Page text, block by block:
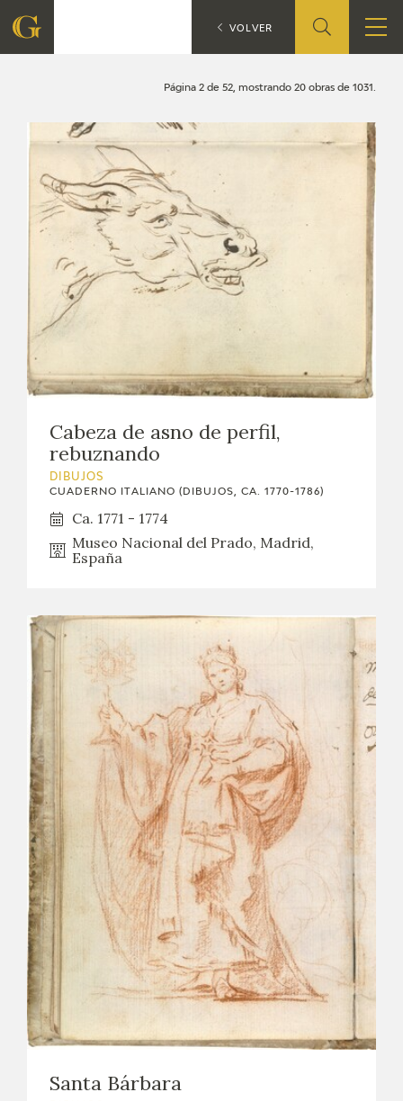
QUIENES SOMOS
CENTRO DE INVESTIGACIÓN Y DOCUMENTACIÓN
ACCIÓN CORPORATIVA
CONTACTO
PROGRAMACIÓN
ACTIVIDADES
SALA DE PRENSA
FRANCISCO DE GOYA
CRONOLOGÍA
EL VIAJE DE GOYA
CATÁLOGO
GOYA EN EL MUNDO
GOYA EN ARAGÓN
PREMIO ARAGÓN GOYA
EDICIONES
Página 2 de 52, mostrando 20 obras de 1031.
Cabeza de asno de perfil,
rebuznando
DIBUJOS
CUADERNO ITALIANO (DIBUJOS, CA. 1770-1786)
Ca. 1771 - 1774
Museo Nacional del Prado, Madrid,
España
Santa Bárbara
CATÁLOGO Búsqueda
VOLVER